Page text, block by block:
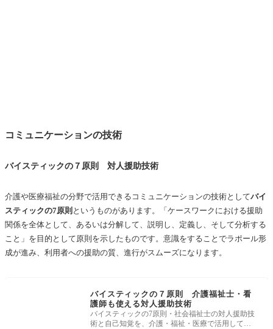
コミュニケーションの技術
バイスティックの７原則 対人援助技術
介護や医療福祉の分野で活用できるコミュニケーションの技術としてバイ
スティックの7原則 というものがあります。「ケースワークにおける援助
関係を全体として、あるいは分解して、説明し、定義し、そして分析する
こと」を目的として原則を示したものです。意識をすることでラポール形
成が進み、利用者への援助の質、進行がスムーズになります。
バイスティックの７原則 介護福祉士・看
護師も使える対人援助技術
バイスティックの7原則・社会福祉士の対人援助技
術と自己知覚を、介護・福祉・医療で活用してラ